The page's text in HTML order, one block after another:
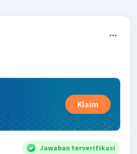
Klaim
Jawaban terverifikasi